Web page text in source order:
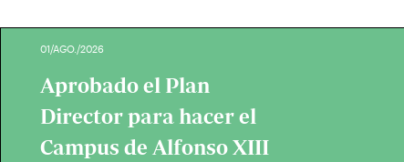
01/AGO./2026
Aprobado el Plan
Director para hacer el
Campus de Alfonso XIII